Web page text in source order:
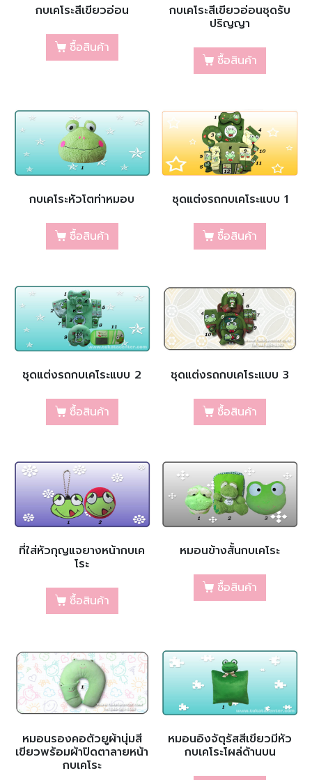
กบเคโระสีเขียวอ่อน
ซื้อสินค้า
กบเคโระสีเขียวอ่อนชุดรับ
ปริญญา
ซื้อสินค้า
กบเคโระหัวโตท่าหมอบ
ซื้อสินค้า
ชุดแต่งรถกบเคโระแบบ 1
ซื้อสินค้า
ชุดแต่งรถกบเคโระแบบ 2
ซื้อสินค้า
ชุดแต่งรถกบเคโระแบบ 3
ซื้อสินค้า
ที่ใส่หัวกุญแจยางหน้ากบเค
โระ
ซื้อสินค้า
หมอนข้างสั้นกบเคโระ
ซื้อสินค้า
หมอนรองคอตัวยูผ้านุ่มสี
เขียวพร้อมผ้าปิดตาลายหน้า
กบเคโระ
หมอนอิงจัตุรัสสีเขียวมีหัว
กบเคโระโผล่ด้านบน